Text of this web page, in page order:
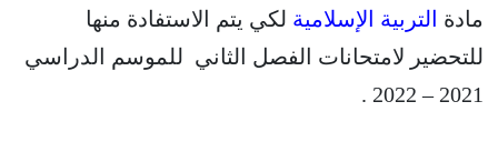
مادة التربية الإسلامية لكي يتم الاستفادة منها
للتحضير لامتحانات الفصل الثاني للموسم الدراسي
2021 – 2022 .